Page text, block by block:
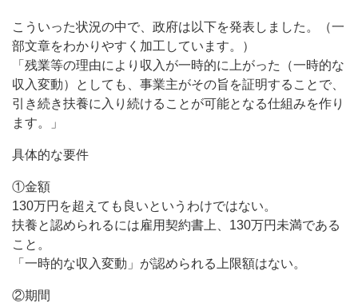
こういった状況の中で、政府は以下を発表しました。（一
部文章をわかりやすく加工しています。）
「残業等の理由により収入が一時的に上がった（一時的な
収入変動）としても、事業主がその旨を証明することで、
引き続き扶養に入り続けることが可能となる仕組みを作り
ます。」
具体的な要件
①金額
130万円を超えても良いというわけではない。
扶養と認められるには雇用契約書上、130万円未満である
こと。
「一時的な収入変動」が認められる上限額はない。
②期間